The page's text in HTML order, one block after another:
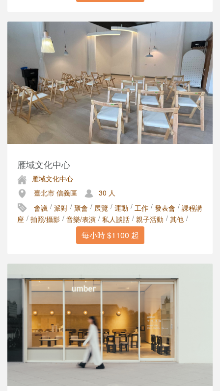
雁域文化中心
雁域文化中心
臺北市 信義區
30 人
會議 / 派對 / 聚會 / 展覽 / 運動 / 工作 / 發表會 / 課程講
座 / 拍照/攝影 / 音樂/表演 / 私人談話 / 親子活動 / 其他 /
每小時 $1100 起